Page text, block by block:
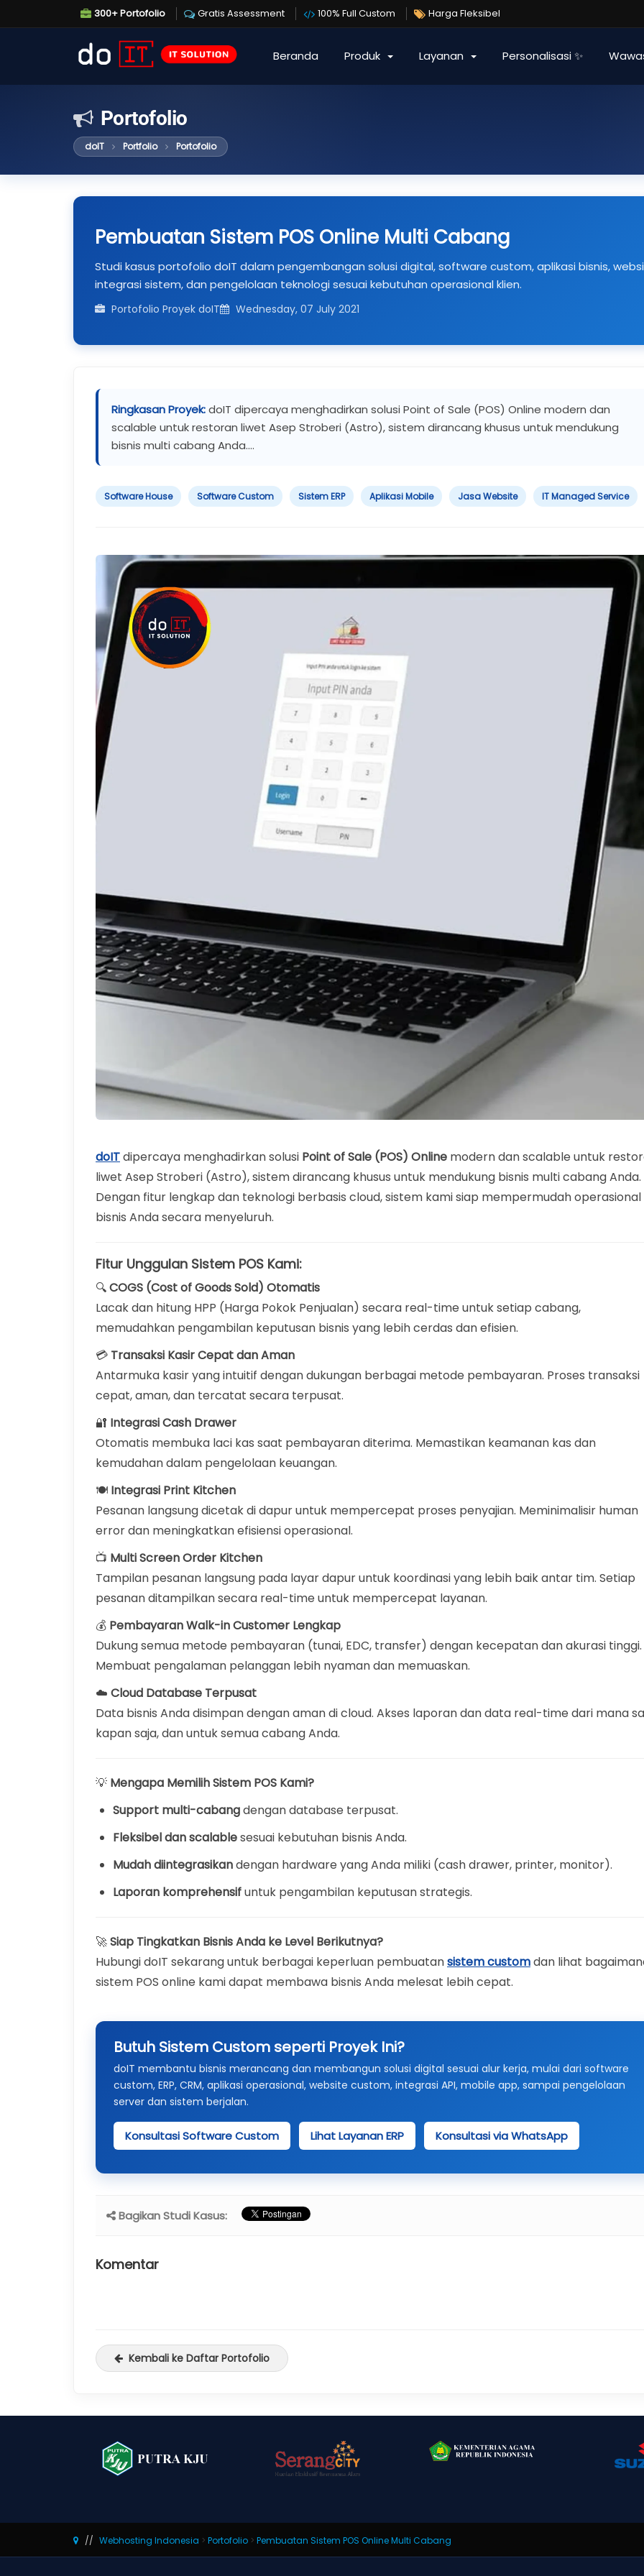
300+ Portofolio Gratis Assessment 100% Full Custom Harga Fleksibel
Beranda Produk Layanan Personalisasi ✨
Portofolio
doIT Portfolio Portofolio
Pembuatan Sistem POS Online Multi Cabang
Studi kasus portofolio doIT dalam pengembangan solusi digital, software custom, aplikasi bisnis,
integrasi sistem, dan pengelolaan teknologi sesuai kebutuhan operasional klien.
Portofolio Proyek doIT Wednesday, 07 July 2021
Ringkasan Proyek:doIT dipercaya menghadirkan solusi Point of Sale (POS) Online modern dan
scalable untuk restoran liwet Asep Stroberi (Astro), sistem dirancang khusus untuk mendukung
bisnis multi cabang Anda....
Software House Software Custom Sistem ERP Aplikasi Mobile Jasa Website IT Managed Service
doITdipercaya menghadirkan solusi Point of Sale (POS) Online modern dan scalable untuk
liwet Asep Stroberi (Astro), sistem dirancang khusus untuk mendukung bisnis multi cabang Anda.
Dengan fitur lengkap dan teknologi berbasis cloud, sistem kami siap mempermudah operasional
bisnis Anda secara menyeluruh.
Fitur Unggulan Sistem POS Kami:
🔍COGS (Cost of Goods Sold) Otomatis
Lacak dan hitung HPP (Harga Pokok Penjualan) secara real-time untuk setiap cabang,
memudahkan pengambilan keputusan bisnis yang lebih cerdas dan efisien.
💳 Transaksi Kasir Cepat dan Aman
Antarmuka kasir yang intuitif dengan dukungan berbagai metode pembayaran. Proses transaksi
cepat, aman, dan tercatat secara terpusat.
🔐 Integrasi Cash Drawer
Otomatis membuka laci kas saat pembayaran diterima. Memastikan keamanan kas dan
kemudahan dalam pengelolaan keuangan.
🍽️ Integrasi Print Kitchen
Pesanan langsung dicetak di dapur untuk mempercepat proses penyajian. Meminimalisir human
error dan meningkatkan efisiensi operasional.
📺 Multi Screen Order Kitchen
Tampilan pesanan langsung pada layar dapur untuk koordinasi yang lebih baik antar tim. Setiap
pesanan ditampilkan secara real-time untuk mempercepat layanan.
💰 Pembayaran Walk-in Customer Lengkap
Dukung semua metode pembayaran (tunai, EDC, transfer) dengan kecepatan dan akurasi tinggi.
Membuat pengalaman pelanggan lebih nyaman dan memuaskan.
☁️ Cloud Database Terpusat
Data bisnis Anda disimpan dengan aman di cloud. Akses laporan dan data real-time dari mana
kapan saja, dan untuk semua cabang Anda.
💡 Mengapa Memilih Sistem POS Kami?
Support multi-cabangdengan database terpusat.
Fleksibel dan scalablesesuai kebutuhan bisnis Anda.
Mudah diintegrasikandengan hardware yang Anda miliki (cash drawer, printer, monitor).
Laporan komprehensifuntuk pengambilan keputusan strategis.
🚀Siap Tingkatkan Bisnis Anda ke Level Berikutnya?
Hubungi doIT sekarang untuk berbagai keperluan pembuatansistem customdan lihat
sistem POS online kami dapat membawa bisnis Anda melesat lebih cepat.
Butuh Sistem Custom seperti Proyek Ini?
doIT membantu bisnis merancang dan membangun solusi digital sesuai alur kerja, mulai dari software
custom, ERP, CRM, aplikasi operasional, website custom, integrasi API, mobile app, sampai pengelolaan
server dan sistem berjalan.
Konsultasi Software Custom Lihat Layanan ERP Konsultasi via WhatsApp
Bagikan Studi Kasus:
Komentar
Kembali ke Daftar Portofolio
Webhosting Indonesia > Portofolio > Pembuatan Sistem POS Online Multi Cabang